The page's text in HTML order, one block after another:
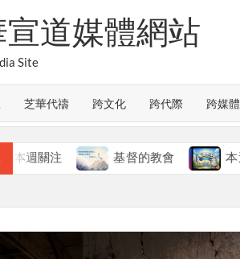
道媒體網站
Site
芝華代禱 跨文化 跨代際 跨媒體
注 基督的教會 本週關注